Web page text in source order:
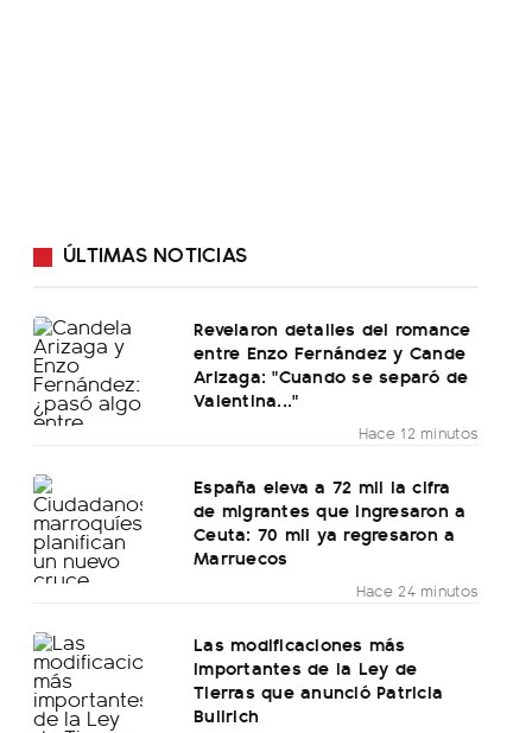
ÚLTIMAS NOTICIAS
Revelaron detalles del romance
entre Enzo Fernández y Cande
Arizaga: "Cuando se separó de
Valentina..."
Hace 12 minutos
España eleva a 72 mil la cifra
de migrantes que ingresaron a
Ceuta: 70 mil ya regresaron a
Marruecos
Hace 24 minutos
Las modificaciones más
importantes de la Ley de
Tierras que anunció Patricia
Bullrich